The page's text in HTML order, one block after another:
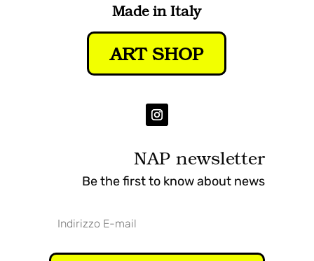
Made in Italy
ART SHOP
NAP newsletter
Be the first to know about news